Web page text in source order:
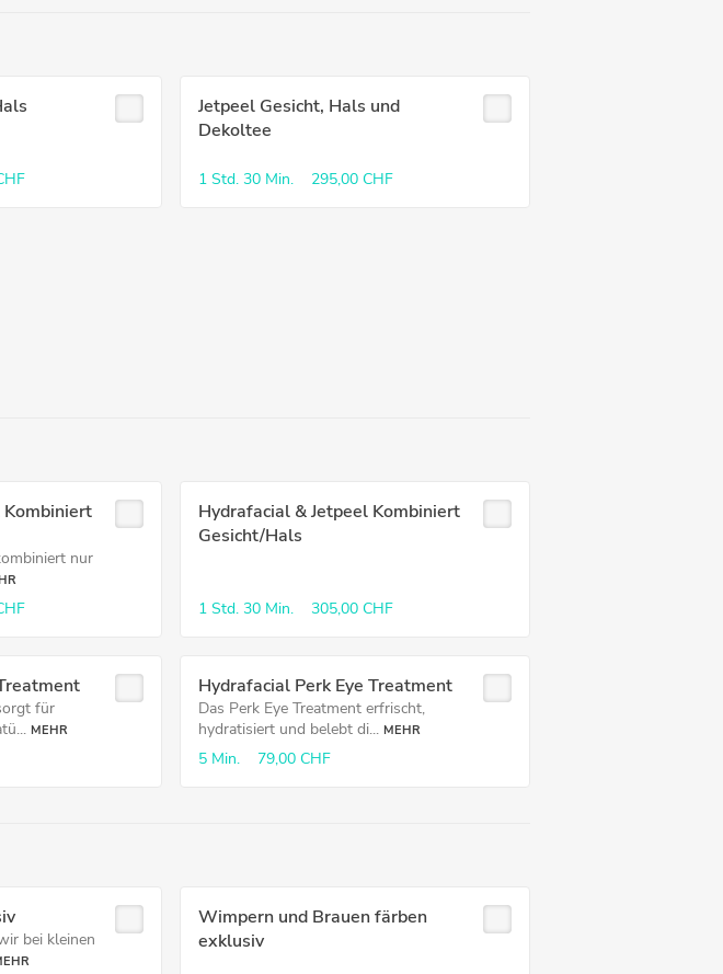
Jetpeel Gesicht, Hals und
Dekoltee
1 Std. 30 Min. 295,00 CHF
Kombiniert
nur
Hydrafacial & Jetpeel Kombiniert
Gesicht/Hals
1 Std. 30 Min. 305,00 CHF
für
MEHR
Hydrafacial Perk Eye Treatment
Das Perk Eye Treatment erfrischt,
hydratisiert und belebt di... MEHR
5 Min. 79,00 CHF
bei kleinen
Wimpern und Brauen färben
exklusiv